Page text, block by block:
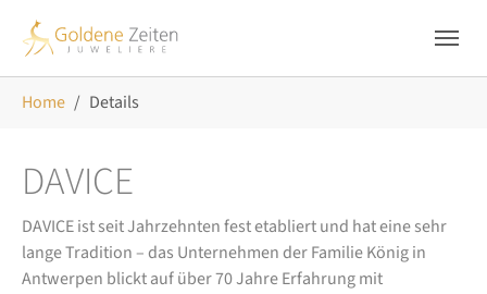
Home Details
DAVICE
DAVICE ist seit Jahrzehnten fest etabliert und hat eine sehr
lange Tradition – das Unternehmen der Familie König in
Antwerpen blickt auf über 70 Jahre Erfahrung mit